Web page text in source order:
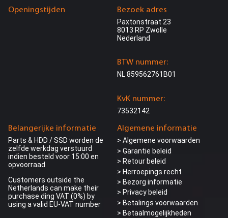
Openingstijden
Belangerijke informatie
Parts & HDD / SSD worden de
zelfde werkdag verstuurd
indien besteld voor 15:00 en
opvoorraad
Customers outside the
Netherlands can make their
purchase ding VAT (0%) by
using a valid EU-VAT number
Algemene informatie
> Algemene voorwaarden
> Garantie beleid
> Retour beleid
> Herroepings recht
> Bezorg informatie
> Privacy beleid
> Betalings voorwaarden
> Betaalmogelijkheden
Bezoek adres
Paxtonstraat 23
8013 RP Zwolle
Nederland
BTW nummer:
NL 859562761B01
KvK nummer:
73532142